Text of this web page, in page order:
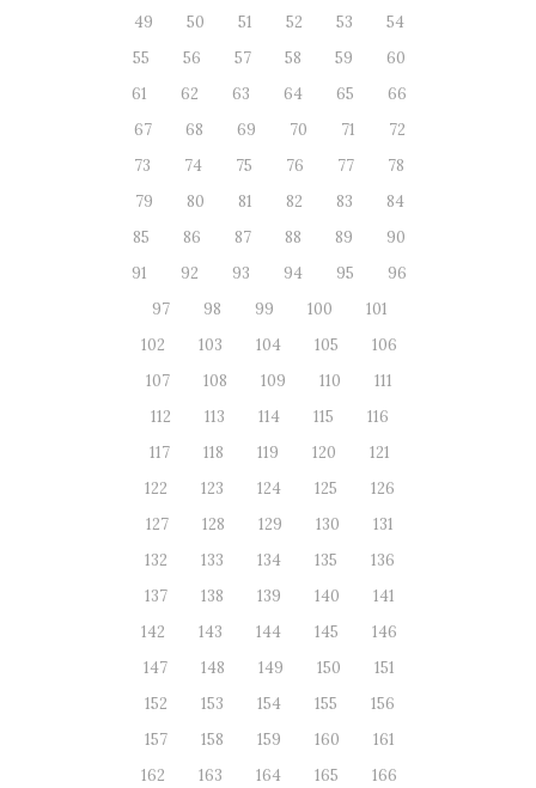
49
50 51 52 53
54
55
56 57 58 59
60
61
62 63 64 65
66
67
68 69 70 71
72
73
74 75 76 77
78
79
80 81 82 83
84
85
86 87 88 89
90
91
92 93 94 95
96
97
98 99 100
101
102
103 104 105
106
107
108 109 110
111
112
113 114 115
116
117
118 119 120
121
122
123 124 125
126
127
128 129 130
131
132
133 134 135
136
137
138 139 140
141
142
143 144 145
146
147
148 149 150
151
152
153 154 155
156
157
158 159 160
161
162
163 164 165
166